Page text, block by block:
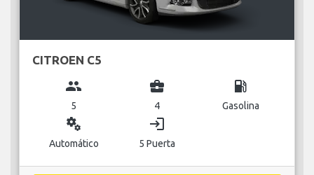
CITROEN C5
group
5
business_center
4
local_gas_station
Gasolina
miscellaneous_services
Automático
login
5 Puerta